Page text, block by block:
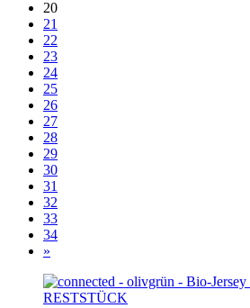
20
21
22
23
24
25
26
27
28
29
30
31
32
33
34
»